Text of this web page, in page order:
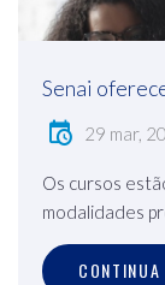
Senai
29 mar,
Os cursos
modalidades
CONTINUA